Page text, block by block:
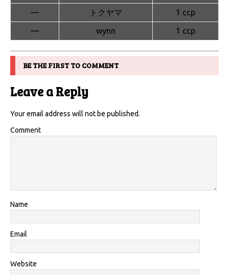
—
トクヤマ
1 ccp
—
wynn 1 ccp
BE THE FIRST TO COMMENT
Leave a Reply
Your email address will not be published.
Comment
Name
Email
Website